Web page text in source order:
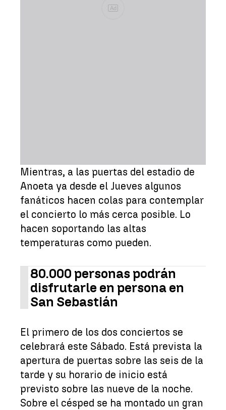
Ad
Mientras, a las puertas del estadio de
Anoeta ya desde el Jueves algunos
fanáticos hacen colas para contemplar
el concierto lo más cerca posible. Lo
hacen soportando las altas
temperaturas como pueden.
80.000 personas podrán
disfrutarle en persona en
San Sebastián
El primero de los dos conciertos se
celebrará este Sábado. Está prevista la
apertura de puertas sobre las seis de la
tarde y su horario de inicio está
previsto sobre las nueve de la noche.
Sobre el césped se ha montado un gran